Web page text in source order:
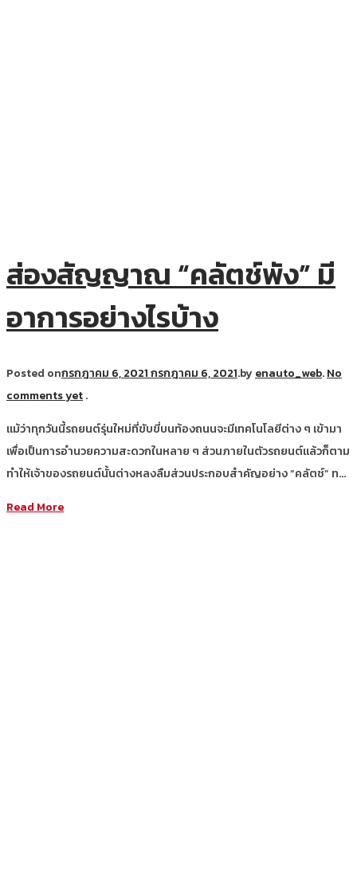
ส่องสัญญาณ “คลัตช์พัง” มี
อาการอย่างไรบ้าง
Posted onกรกฎาคม 6, 2021กรกฎาคม 6, 2021.byenauto_web.No
comments yet.
แม้ว่าทุกวันนี้รถยนต์รุ่นใหม่ที่ขับขี่บนท้องถนนจะมีเทคโนโลยีต่าง ๆ เข้ามา
เพื่อเป็นการอำนวยความสะดวกในหลาย ๆ ส่วนภายในตัวรถยนต์แล้วก็ตาม
ทำให้เจ้าของรถยนต์นั้นต่างหลงลืมส่วนประกอบสำคัญอย่าง “คลัตช์” ท…
Read More